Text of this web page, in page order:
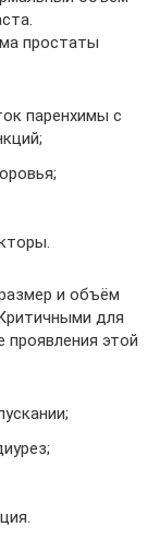
простаты
паренхимы с
и объём
для
проявления этой